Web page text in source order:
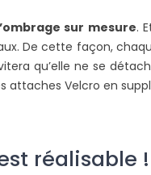
sur mesure.
De cette façon,
qu’elle ne se
attaches Velcro en
réalisable !